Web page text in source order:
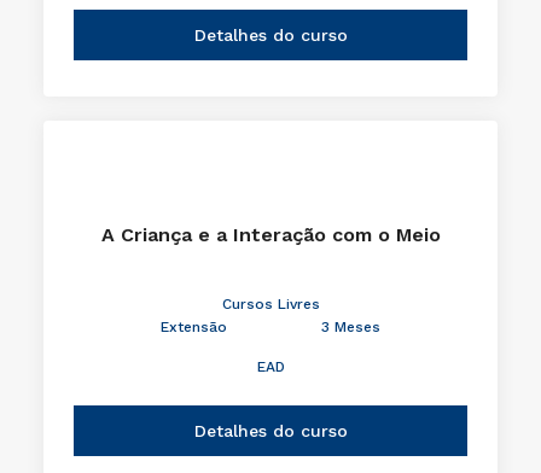
Detalhes do curso
A Criança e a Interação com o Meio
Cursos Livres
Extensão
3 Meses
EAD
Detalhes do curso